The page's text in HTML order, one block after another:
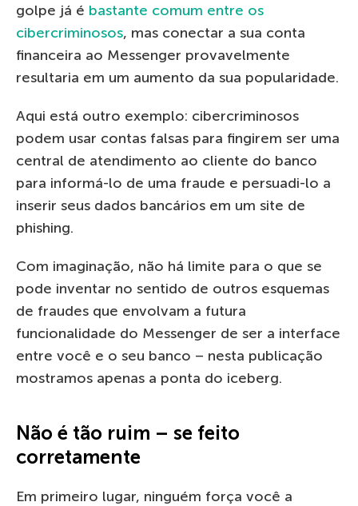
golpe já é bastante comum entre os
cibercriminosos, mas conectar a sua conta
financeira ao Messenger provavelmente
resultaria em um aumento da sua popularidade.
Aqui está outro exemplo: cibercriminosos
podem usar contas falsas para fingirem ser uma
central de atendimento ao cliente do banco
para informá-lo de uma fraude e persuadi-lo a
inserir seus dados bancários em um site de
phishing.
Com imaginação, não há limite para o que se
pode inventar no sentido de outros esquemas
de fraudes que envolvam a futura
funcionalidade do Messenger de ser a interface
entre você e o seu banco – nesta publicação
mostramos apenas a ponta do iceberg.
Não é tão ruim – se feito
corretamente
Em primeiro lugar, ninguém força você a